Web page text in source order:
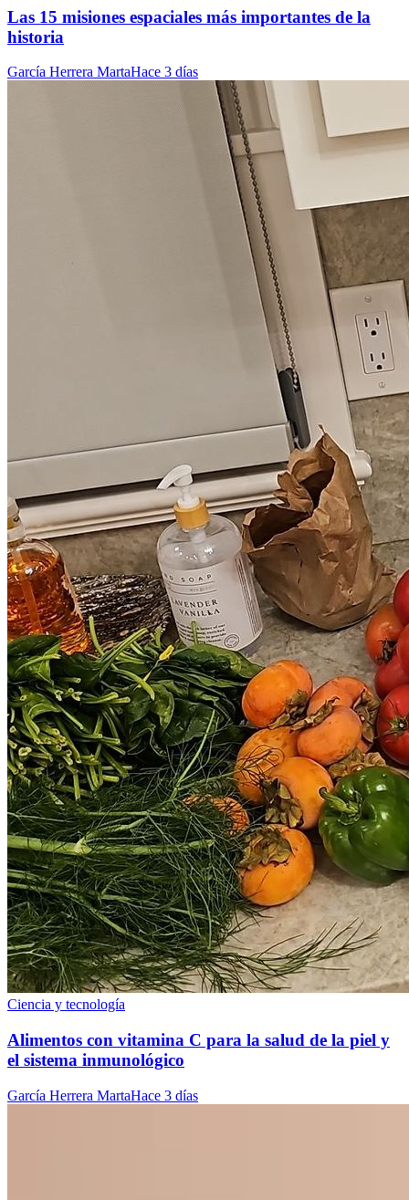
Las 15 misiones espaciales más importantes de la
historia
García Herrera MartaHace 3 días
Ciencia y tecnología
Alimentos con vitamina C para la salud de la piel y
el sistema inmunológico
García Herrera MartaHace 3 días